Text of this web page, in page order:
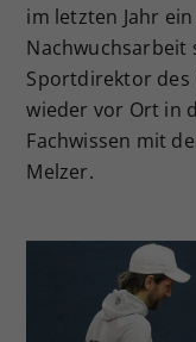
im letzten Jahr
Nachwuchsarbeit
Sportdirektor des
wieder vor Ort in
Fachwissen mit
Melzer.